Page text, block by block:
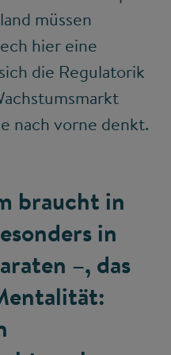
müssen
hier eine
die Regulatorik
nach vorne denkt.
braucht in
in
–, das